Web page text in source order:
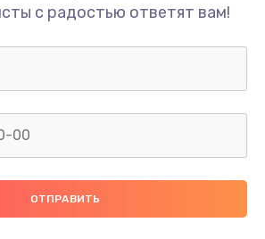
Заказать
цепей питания
Заказать
с радостью ответят вам!